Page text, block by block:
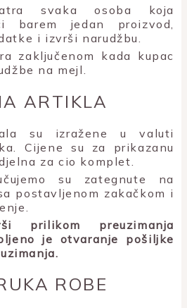
svaka osoba koja
barem jedan proizvod,
i izvrši narudžbu.
zaključenom kada kupac
na mejl.
ARTIKLA
su izražene u valuti
Cijene su za prikazanu
za cio komplet.
su zategnute na
postavljenom zakačkom i
prilikom preuzimanja
je otvaranje pošiljke
ROBE